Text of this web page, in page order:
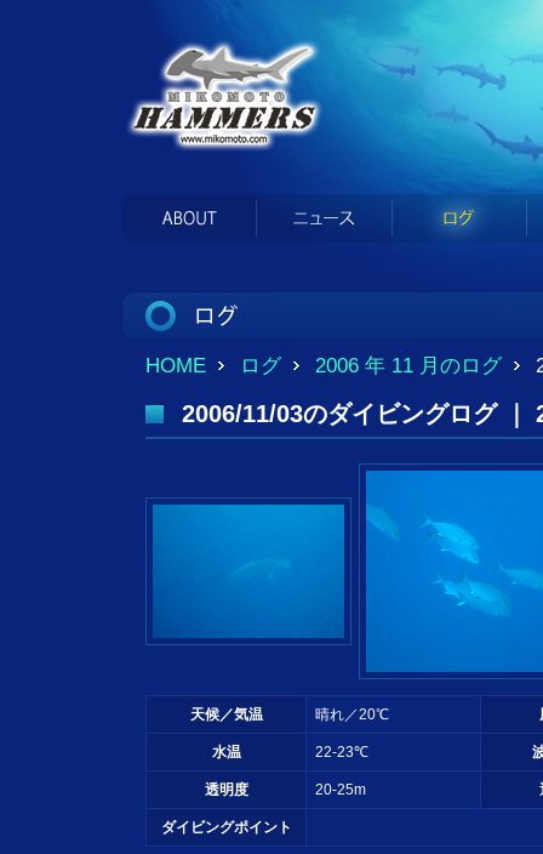
HOME ログ 2006 年 11 月のログ
2006/11/03のダイビングログ ｜
天候／気温 晴れ／20℃
水温 22-23℃
透明度 20-25m
ダイビングポイント